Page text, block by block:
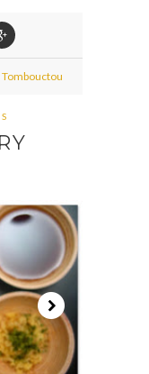
Tombouctou